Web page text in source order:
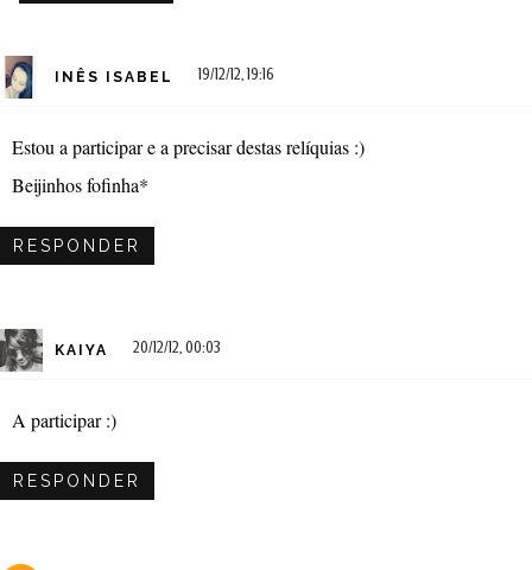
INÊS ISABEL 19/12/12, 19:16
Estou a participar e a precisar destas relíquias :)
Beijinhos fofinha*
RESPONDER
KAIYA 20/12/12, 00:03
A participar :)
RESPONDER